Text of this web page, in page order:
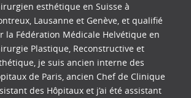
esthétique en Suisse à
Lausanne et Genève, et qualifié
la Fédération Médicale Helvétique en
Plastique, Reconstructive et
je suis ancien interne des
de Paris, ancien Chef de Clinique
des Hôpitaux et j’ai été assistant